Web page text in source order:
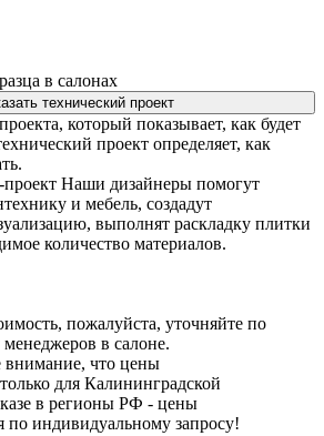
в салонах
технический проект
который показывает, как будет
проект определяет, как
проект Наши дизайнеры помогут
и мебель, создадут
выполнят раскладку плитки
количество материалов.
пожалуйста, уточняйте по
в салоне.
что цены
для Калининградской
в регионы РФ - цены
по индивидуальному запросу!